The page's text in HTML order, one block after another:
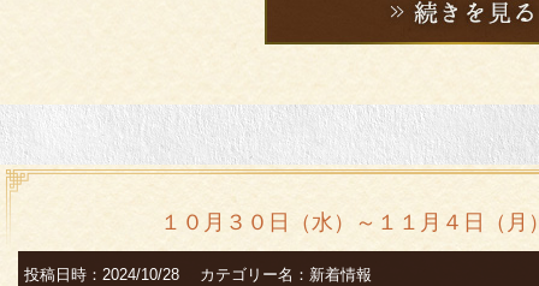
１０月３０日（水）～１１月４日（
投稿日時：2024/10/28 カテゴリー名：新着情報